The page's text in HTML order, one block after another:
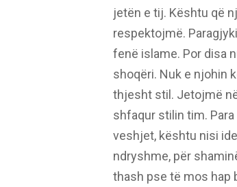
jetën e tij. Kështu që
respektojmë.
fenë islame. Por disa
shoqëri. Nuk e njohin
thjesht stil. Jetojmë
shfaqur stilin tim.
veshjet, kështu nisi
ndryshme, për
thash pse të mos hap